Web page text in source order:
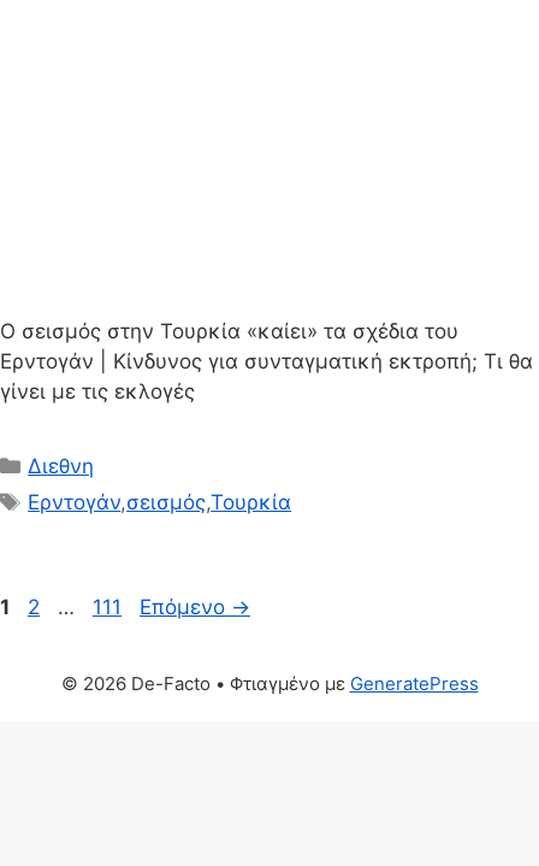
Ο σεισμός στην Τουρκία «καίει» τα σχέδια του
Ερντογάν | Κίνδυνος για συνταγματική εκτροπή; Τι θα
γίνει με τις εκλογές
Κατηγορίες
Διεθνη
Ετικέτες
Ερντογάν,σεισμός,Τουρκία
Σελίδα
1 Σελίδα
2 … Σελίδα
111 Επόμενο →
© 2026 De-Facto • Φτιαγμένο με GeneratePress